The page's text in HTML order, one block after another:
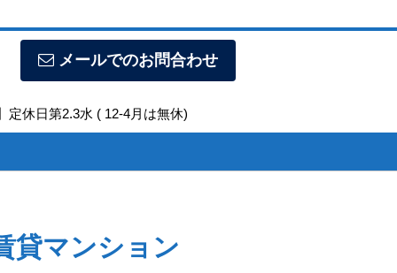
メールでのお問合わせ
定休日第2.3水 ( 12-4月は無休)
貸マンション